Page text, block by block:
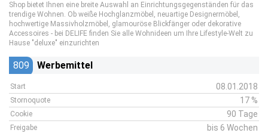
Shop bietet Ihnen eine breite Auswahl an Einrichtungsgegenständen für das
trendige Wohnen. Ob weiße Hochglanzmöbel, neuartige Designermöbel,
hochwertige Massivholzmöbel, glamouröse Blickfänger oder dekorative
Accessoires - bei DELIFE finden Sie alle Wohnideen um Ihre Lifestyle-Welt zu
Hause "deluxe" einzurichten
809 Werbemittel
Start 08.01.2018
Stornoquote 17 %
Cookie 90 Tage
Freigabe bis 6 Wochen